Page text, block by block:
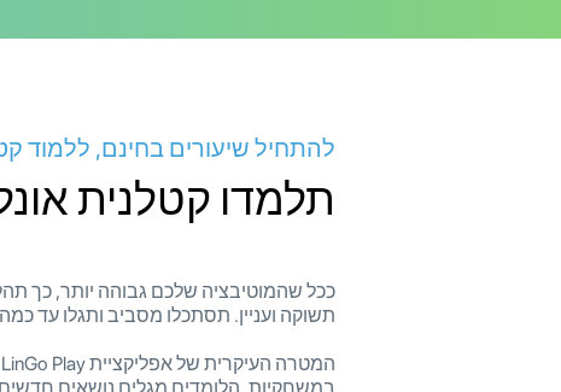
להתחיל שיעורים בחינם, ללמוד
תלמדו קטלנית
תשוקה ועניין. תסתכלו מסביב ותגלו עד
במשחקיות. הלומדים מגלים נושאים